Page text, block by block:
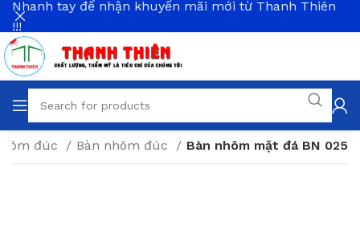
đúc Bàn nhôm đúc Bàn nhôm mặt đá BN 025
Nhanh tay để nhận khuyến mãi mới từ Thanh Thiên
!!!